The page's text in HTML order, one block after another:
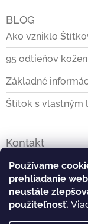
Používame
prehliadanie
neustále
použiteľnosť.
BLOG
Ako vzniklo
95 odtieňov
Základné
Štítok s vlastným
Kontakt
info@stitkovo.sk
0903928140
https://